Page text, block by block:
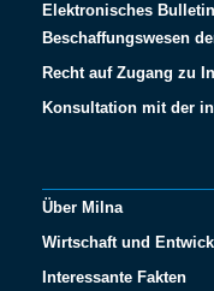
Elektronisches
Beschaffungswesen
Recht auf Zugang zu
Konsultation mit der
Über Milna
Wirtschaft und
Interessante Fakten